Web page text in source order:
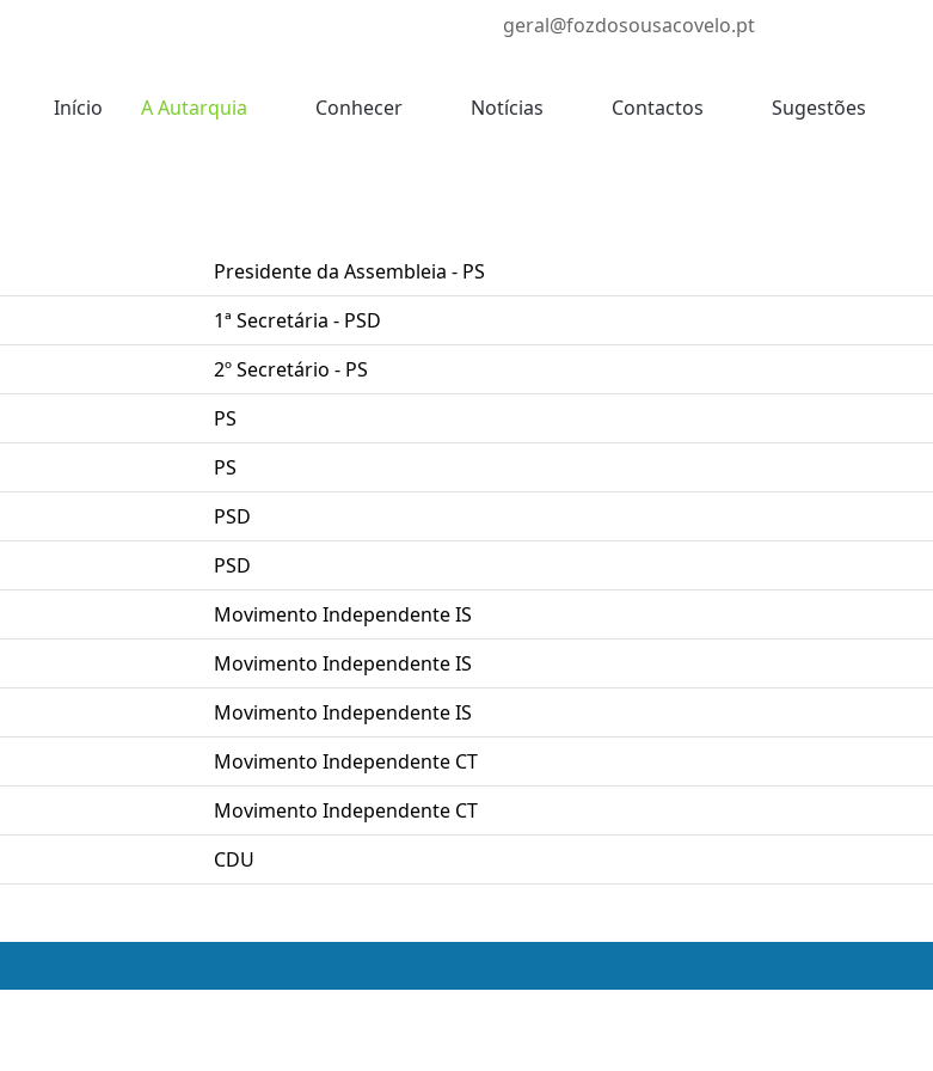
geral@fozdosousacovelo.pt
Início A Autarquia Conhecer Notícias Contactos Sugestões
Presidente da Assembleia - PS
1ª Secretária - PSD
2º Secretário - PS
PS
PS
PSD
PSD
Movimento Independente IS
Movimento Independente IS
Movimento Independente IS
Movimento Independente CT
Movimento Independente CT
CDU